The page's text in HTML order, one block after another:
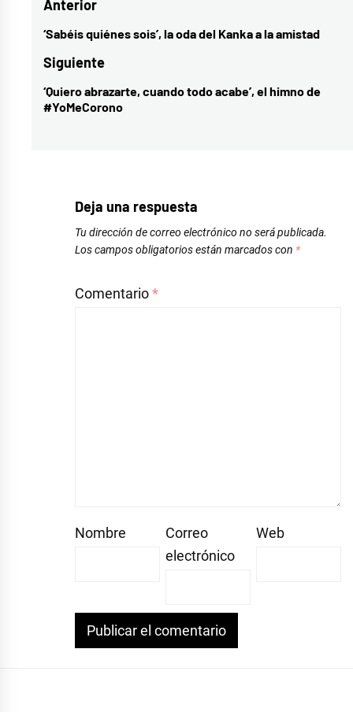
música
música
Navegación
de
entradas
Anterior
Entrada
anterior:
‘Sabéis quiénes sois’, la oda del Kanka a la amistad
Siguiente
Entrada
siguiente:
‘Quiero abrazarte, cuando todo acabe’, el himno de
#YoMeCorono
Deja una respuesta
Tu dirección de correo electrónico no será publicada.
Los campos obligatorios están marcados con *
Comentario*
Nombre
Correo
electrónico
Web